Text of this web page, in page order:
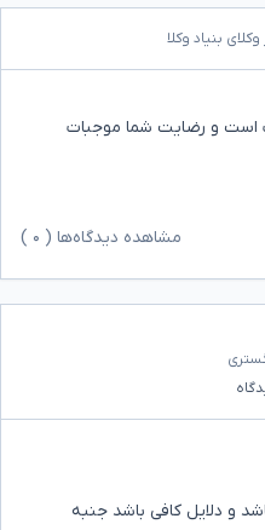
بنیاد وکلا
است و رضایت شما موجبات
مشاهده دیدگاه‌ها ( ۰
و دلایل کافی باشد جنبه